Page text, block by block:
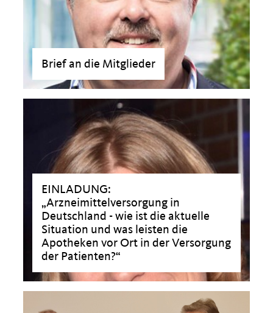
Brief an die Mitglieder
EINLADUNG:
Arzneimittelversorgung in
Deutschland - wie ist die aktuelle
Situation und was leisten die
Apotheken vor Ort in der Versorgung
der Patienten?“